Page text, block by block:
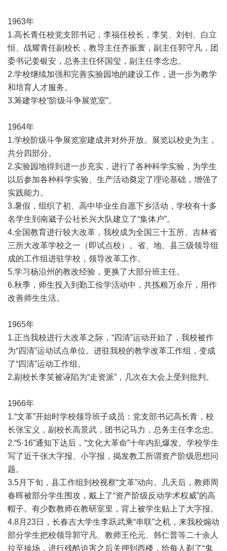
1963年
1.高长青任校党支部书记，李福任校长，李笑、刘钊、白立
恒、战耀青任副校长，教导主任齐振寰，副主任郭守凡，团
委书记姜银安，总务主任怀国玺，副主任李念忠。
2.学校继续加强和完善实验园地的建设工作，进一步为教学
和培育人才服务。
3.筹建学校“阶级斗争展览室”。
1964年
1.学校阶级斗争展览室建成并对外开放。展览以校史为主，
共分四部分。
2.实验园地得到进一步充实，进行了各种科学实验，为学生
以后参加各种科学实验、生产活动奠定了理论基础，增强了
实践能力。
3.暑假，组织了初、高中毕业生自愿下乡活动，学校有十多
名学生到南崴子公社长兴大队建立了“集体户”。
4.全国教育进行较大改革，我校成为全国三十五所、吉林省
三所大改革学校之一（即试点校）。省、地、县三级领导组
成的工作组进驻学校，领导改革工作。
5.学习杨沿州的教改经验，更换了大部分班主任。
6.秋季，师生投入到勤工俭学活动中，共拣粮万余斤，用作
改善师生生活。
1965年
1.正当我校进行大改革之际，“四清”运动开始了，我校被作
为“四清”运动试点单位。进驻我校的教学改革工作组，变成
了“四清”运动工作组。
2.副校长李笑被诬陷为“走资派”，几次在大会上受到批判。
1966年
1.“文革”开始时学校领导班子成员：党支部书记高长青，校
长张宝义，副校长高景武，团书记马力，总务主任李念忠。
2.“5·16”通知下达后，“文化大革命”十年内乱爆发。学校学生
写了近千张大字报、小字报，揭发教工所谓资产阶级思想问
题。
3.5月下旬，县工作组到校视察“文革”动向。几天后，教师周
春晖被部分学生围攻，戴上了“资产阶级反动学术权威”的高
帽子。有少数教师在教研室里，背上被学生贴上了大字报。
4.8月23日，长春吉大学生李跃武乘“串联”之机，来我校煽动
部分学生把校领导郭守凡、教师王伦元、韩仁普等二十余人
拉至操场，进行残酷迫害之后关押到西楼，给每人剃了“鬼